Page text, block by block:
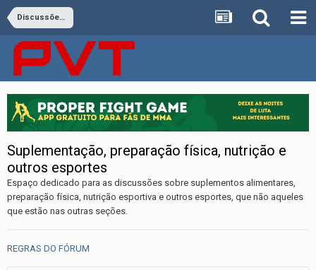
Discussões Gerais e Treinamento
Suplementação, preparação física, nutrição e
outros esportes
Espaço dedicado para as discussões sobre suplementos alimentares,
preparação física, nutrição esportiva e outros esportes, que não aqueles
que estão nas outras seções.
REGRAS DO FÓRUM